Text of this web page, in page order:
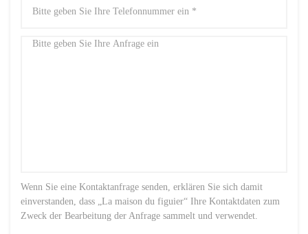
Wenn Sie eine Kontaktanfrage senden, erklären Sie sich damit
einverstanden, dass „La maison du figuier“ Ihre Kontaktdaten zum
Zweck der Bearbeitung der Anfrage sammelt und verwendet.